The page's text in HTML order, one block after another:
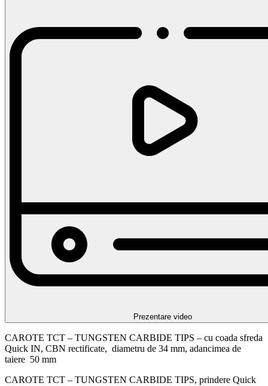
Prezentare video
CAROTE TCT – TUNGSTEN CARBIDE TIPS – cu coada sfreda
Quick IN, CBN rectificate, diametru de 34 mm, adancimea de
taiere 50 mm
CAROTE TCT – TUNGSTEN CARBIDE TIPS, prindere Quick